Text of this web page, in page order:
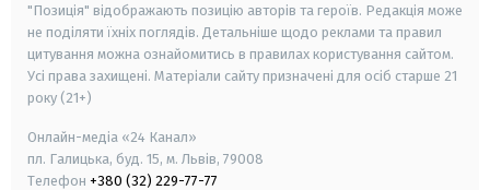
"Позиція" відображають позицію авторів та героїв. Редакція може
не поділяти їхніх поглядів. Детальніше щодо реклами та правил
цитування можна ознайомитись в правилах користування сайтом.
Усі права захищені. Матеріали сайту призначені для осіб старше 21
року (21+)
Онлайн-медіа «24 Канал»
пл. Галицька, буд. 15, м. Львів, 79008
Телефон +380 (32) 229-77-77